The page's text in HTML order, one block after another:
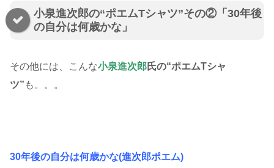
小泉進次郎の“ポエムTシャツ”その②「30年後
の自分は何歳かな」
その他には、こんな小泉進次郎氏の“ポエムTシャ
ツ” も。。。
30年後の自分は何歳かな(進次郎ポエム)